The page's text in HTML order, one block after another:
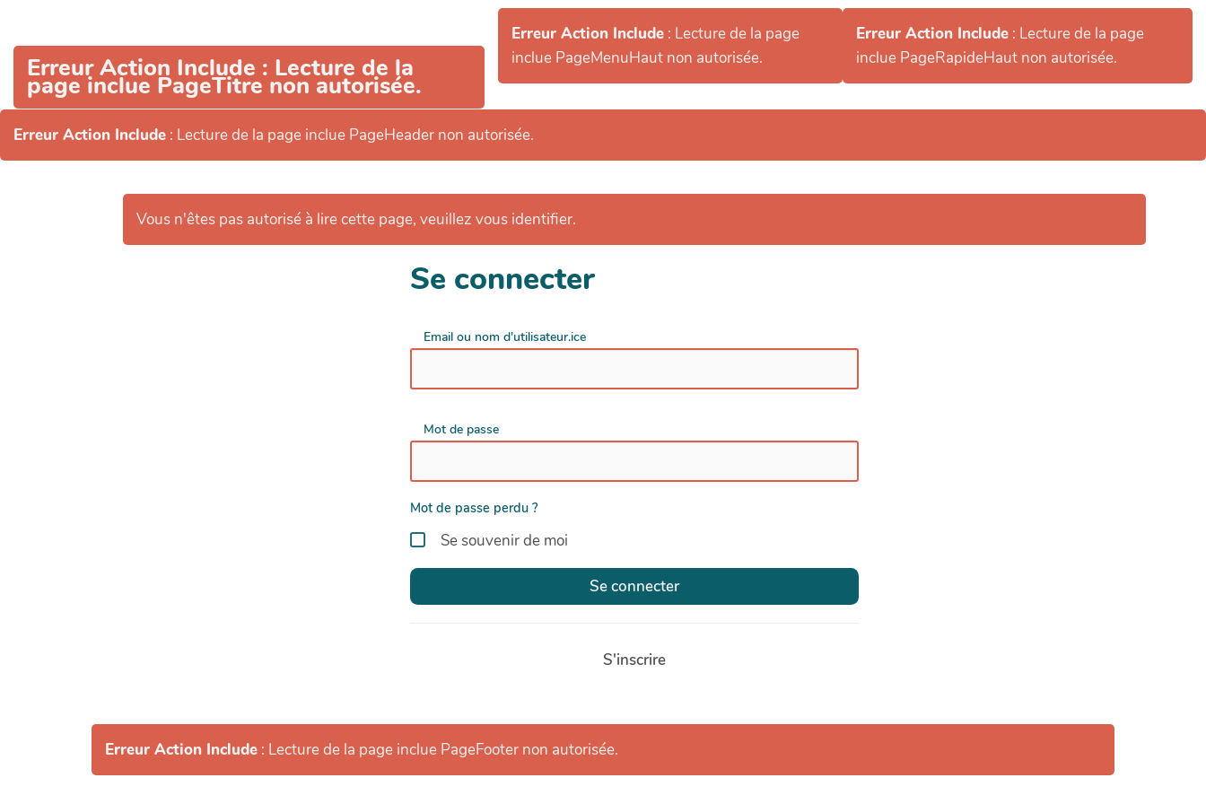
Erreur Action Include : Lecture de la
page inclue PageTitre non autorisée.
Erreur Action Include: Lecture de la page
inclue PageMenuHaut non autorisée.
Erreur Action Include: Lecture de la page
inclue PageRapideHaut non autorisée.
Erreur Action Include : Lecture de la page inclue PageHeader non autorisée.
Vous n'êtes pas autorisé à lire cette page, veuillez vous identifier.
Se connecter
Email ou nom d'utilisateur.ice
Mot de passe
Mot de passe perdu ?
Se souvenir de moi
Se connecter
S'inscrire
Erreur Action Include : Lecture de la page inclue PageFooter non autorisée.